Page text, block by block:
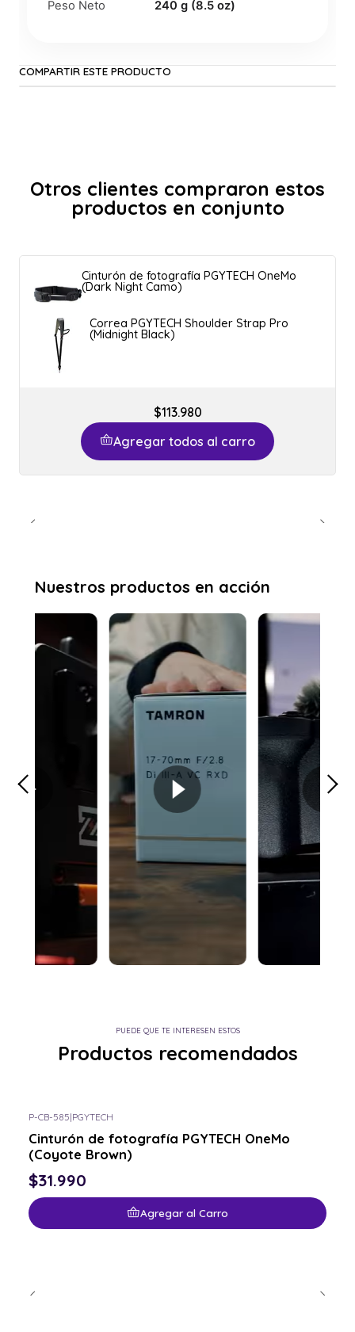
Peso Neto 240 g (8.5 oz)
COMPARTIR ESTE PRODUCTO
Otros clientes compraron estos
productos en conjunto
Cinturón de fotografía PGYTECH OneMo
(Dark Night Camo)
Correa PGYTECH Shoulder Strap Pro
(Midnight Black)
$113.980
Agregar todos al carro
PUEDE QUE TE INTERESEN ESTOS
Productos recomendados
P-CB-585|PGYTECH
Cinturón de fotografía PGYTECH OneMo
(Coyote Brown)
$31.990
Agregar al Carro